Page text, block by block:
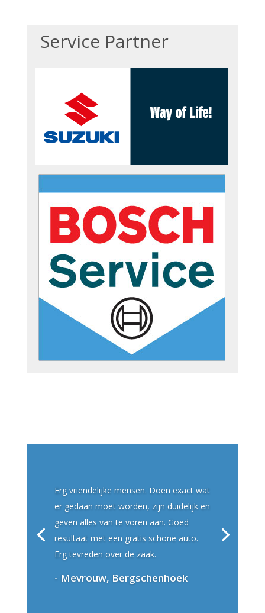
Service Partner
- Mevrouw, Bergschenhoek
Erg vriendelijke mensen. Doen exact wat
er gedaan moet worden, zijn duidelijk en
geven alles van te voren aan. Goed
resultaat met een gratis schone auto.
Erg tevreden over de zaak.